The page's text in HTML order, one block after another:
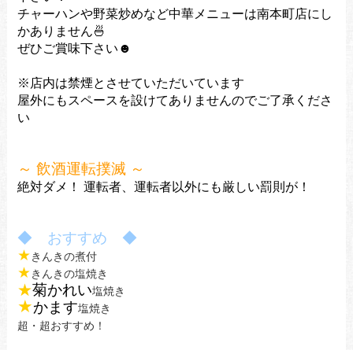
チャーハンや野菜炒めなど中華メニューは南本町店にし
かありません🍜
ぜひご賞味下さい☻
※店内は禁煙とさせていただいています
屋外にもスペースを設けてありませんのでご了承くださ
い
～ 飲酒運転撲滅 ～
絶対ダメ！ 運転者、運転者以外にも厳しい罰則が！
◆ おすすめ ◆
★きんきの煮付
★きんきの塩焼き
★菊かれい塩焼き
★かます塩焼き
超・超おすすめ！